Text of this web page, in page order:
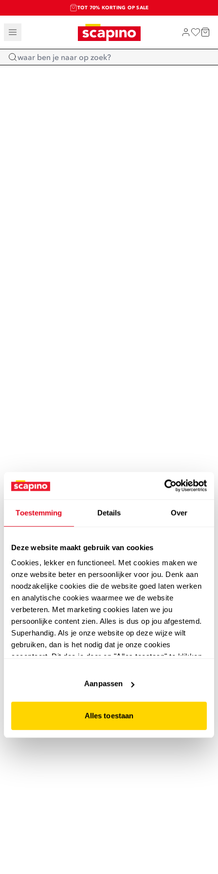
Toestemming Details Over
Deze website maakt gebruik van cookies
Cookies, lekker en functioneel. Met cookies maken we
onze website beter en persoonlijker voor jou. Denk aan
noodzakelijke cookies die de website goed laten werken
en analytische cookies waarmee we de website
verbeteren. Met marketing cookies laten we jou
persoonlijke content zien. Alles is dus op jou afgestemd.
Superhandig. Als je onze website op deze wijze wilt
gebruiken, dan is het nodig dat je onze cookies
accepteert. Dit doe je door op "Alles toestaan" te klikken.
website niet optimaal functioneert.
Aanpassen
Alles toestaan
TOT 70% KORTING OP SALE
SALE: LAATSTE KANS!
SHOP NIEUW
Home